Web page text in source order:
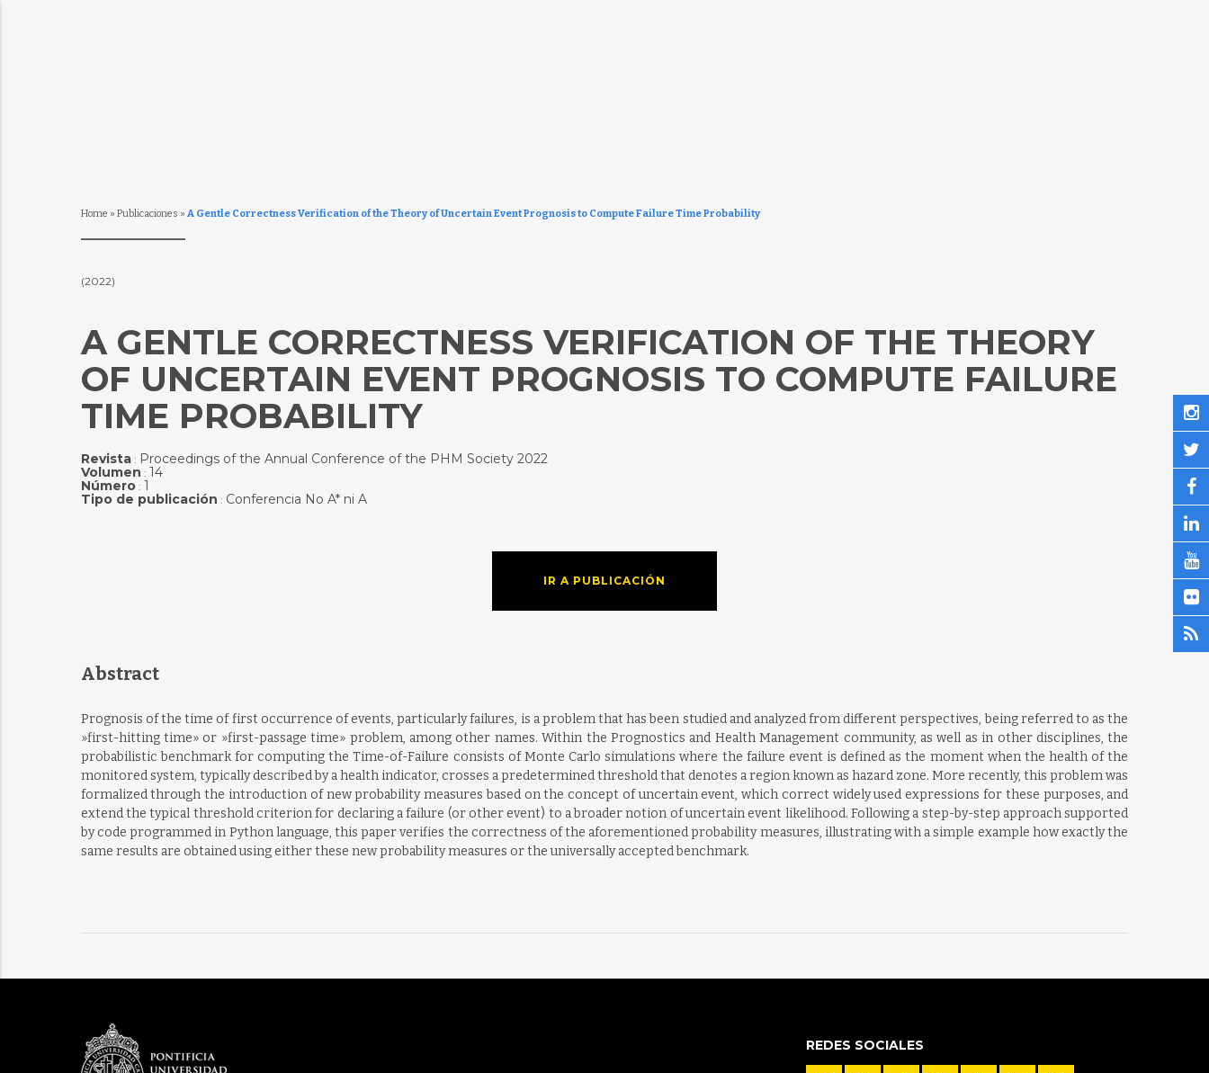
Home » Publicaciones » A Gentle Correctness Verification of the Theory of Uncertain Event Prognosis to Compute Failure Time Probability
(2022)
A GENTLE CORRECTNESS VERIFICATION OF THE THEORY
OF UNCERTAIN EVENT PROGNOSIS TO COMPUTE FAILURE
TIME PROBABILITY
Revista: Proceedings of the Annual Conference of the PHM Society 2022
Volumen : 14
Número: 1
Tipo de publicación : Conferencia No A* ni A
IR A PUBLICACIÓN
Abstract
Prognosis of the time of first occurrence of events, particularly failures, is a problem that has been studied and analyzed from different perspectives, being referred to as the
»first-hitting time» or »first-passage time» problem, among other names. Within the Prognostics and Health Management community, as well as in other disciplines, the
probabilistic benchmark for computing the Time-of-Failure consists of Monte Carlo simulations where the failure event is defined as the moment when the health of the
monitored system, typically described by a health indicator, crosses a predetermined threshold that denotes a region known as hazard zone. More recently, this problem was
formalized through the introduction of new probability measures based on the concept of uncertain event, which correct widely used expressions for these purposes, and
extend the typical threshold criterion for declaring a failure (or other event) to a broader notion of uncertain event likelihood. Following a step-by-step approach supported
by code programmed in Python language, this paper verifies the correctness of the aforementioned probability measures, illustrating with a simple example how exactly the
same results are obtained using either these new probability measures or the universally accepted benchmark.
REDES SOCIALES